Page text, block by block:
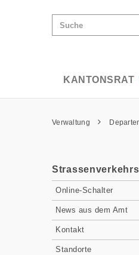
KANTONSRAT
Inhalt
Pfadnavigation
Verwaltung
Subnavigation
Online-Schalter
News aus dem Amt
Kontakt
Standorte